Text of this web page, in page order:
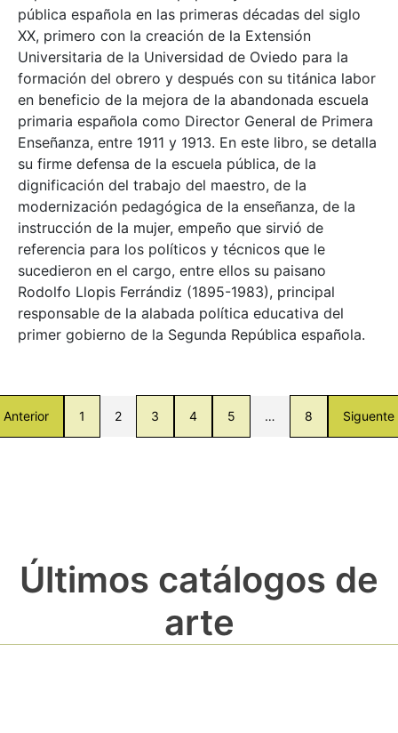
pública española en las primeras décadas del siglo
XX, primero con la creación de la Extensión
Universitaria de la Universidad de Oviedo para la
formación del obrero y después con su titánica labor
en beneficio de la mejora de la abandonada escuela
primaria española como Director General de Primera
Enseñanza, entre 1911 y 1913. En este libro, se detalla
su firme defensa de la escuela pública, de la
dignificación del trabajo del maestro, de la
modernización pedagógica de la enseñanza, de la
instrucción de la mujer, empeño que sirvió de
referencia para los políticos y técnicos que le
sucedieron en el cargo, entre ellos su paisano
Rodolfo Llopis Ferrándiz (1895-1983), principal
responsable de la alabada política educativa del
primer gobierno de la Segunda República española.
Anterior 1 2 3 4 5 … 8 Siguente
Últimos catálogos de
arte